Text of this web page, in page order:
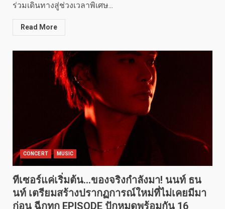
ร่วมเดินทางสู่ช่วงเวลาพิเศษ...
Read More
CONCERT MUSIC
ทีเซอร์แค่เริ่มต้น…ของจริงกำลังมา! นนท์ ธน
นท์ เตรียมสร้างปรากฏการณ์ใหม่ที่ไม่เคยมีมา
ก่อน ฉีกทุก EPISODE ปักหมุดพร้อมกัน 16